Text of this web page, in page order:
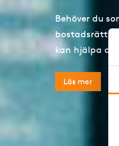
Behöver du
kan hjälpa
Läs mer